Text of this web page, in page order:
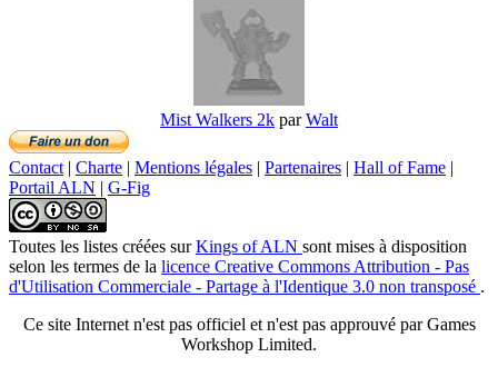
Mist Walkers 2k parWalt
Contact | Charte | Mentions légales | Partenaires | Hall of Fame |
Portail ALN | G-Fig
Toutes les listes créées surKings of ALN sont mises à disposition
selon les termes de la licence Creative Commons Attribution - Pas
d'Utilisation Commerciale - Partage à l'Identique 3.0 non transposé .
Ce site Internet n'est pas officiel et n'est pas approuvé par Games
Workshop Limited.